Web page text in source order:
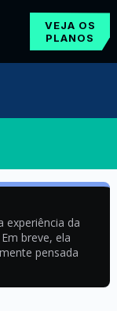
VEJA OS
PLANOS
experiência da
breve, ela
pensada